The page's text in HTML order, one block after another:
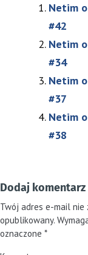
Netim
#42
Netim
#34
Netim
#37
Netim
#38
Dodaj komentarz
Twój adres e-mail nie
opublikowany.
oznaczone *